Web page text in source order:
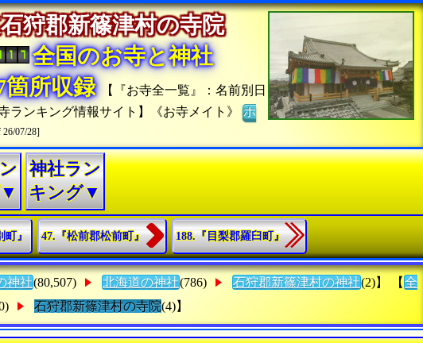
狩郡新篠津村の寺院
全国のお寺と神社
箇所収録
【『お寺全一覧』：名前別日
ランキング情報サイト】《お寺メイト》ホ
07/28]
▼
神社ラン
キング▼
町』 47.『松前郡松前町』 188.『目梨郡羅臼町』
神社(80,507) 北海道の神社(786) 石狩郡新篠津村の神社(2)】 【 全
石狩郡新篠津村の寺院(4)】